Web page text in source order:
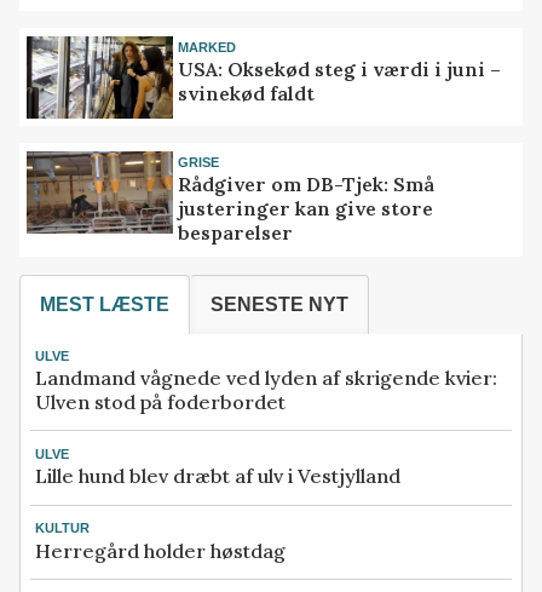
MARKED
USA: Oksekød steg i værdi i juni –
svinekød faldt
GRISE
Rådgiver om DB-Tjek: Små
justeringer kan give store
besparelser
MEST LÆSTE SENESTE NYT
ULVE
Landmand vågnede ved lyden af skrigende kvier:
Ulven stod på foderbordet
ULVE
Lille hund blev dræbt af ulv i Vestjylland
KULTUR
Herregård holder høstdag